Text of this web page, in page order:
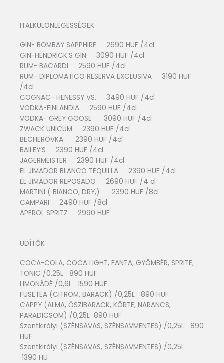
ITALKÜLÖNLEGESSÉGEK
GIN- BOMBAY SAPPHIRE 2690 HUF /4cl
GIN-HENDRICK’S GIN 3090 HUF /4cl
RUM- BACARDI 2590 HUF /4cl
RUM- DIPLOMATICO RESERVA EXCLUSIVA 3190 HUF
/4cl
COGNAC- HENESSY VS. 3490 HUF /4cl
VODKA-FINLANDIA 2590 HUF /4cl
VODKA- GREY GOOSE 3090 HUF /4cl
ZWACK UNICUM 2390 HUF /4cl
BECHEROVKA 2390 HUF /4cl
BAILEY’S 2390 HUF /4cl
JAGERMEISTER 2390 HUF /4cl
EL JIMADOR BLANCO TEQUILLA 2390 HUF /4cl
EL JIMADOR REPOSADO 2690 HUF /4 cl
MARTINI ( BIANCO, DRY,) 2390 HUF /8cl
CAMPARI 2490 HUF /8cl
APEROL SPRITZ 2990 HUF
ÜDÍTŐK
COCA-COLA, COCA LIGHT, FANTA, GYÖMBÉR, SPRITE,
TONIC /0,25L 890 HUF
LIMONÁDÉ /0,6L 1590 HUF
FUSETEA (CITROM, BARACK) /0,25L 890 HUF
CAPPY (ALMA, ŐSZIBARACK, KÖRTE, NARANCS,
PARADICSOM) /0,25L 890 HUF
Szentkirályi (SZÉNSAVAS, SZÉNSAVMENTES) /0,25L 890
HUF
Szentkirályi (SZÉNSAVAS, SZÉNSAVMENTES) /0,25L
1390 HU